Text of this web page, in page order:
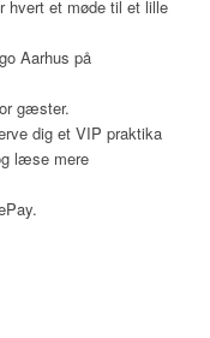
hvert et møde til et lille
Aarhus på
gæster.
dig et VIP praktika
læse mere